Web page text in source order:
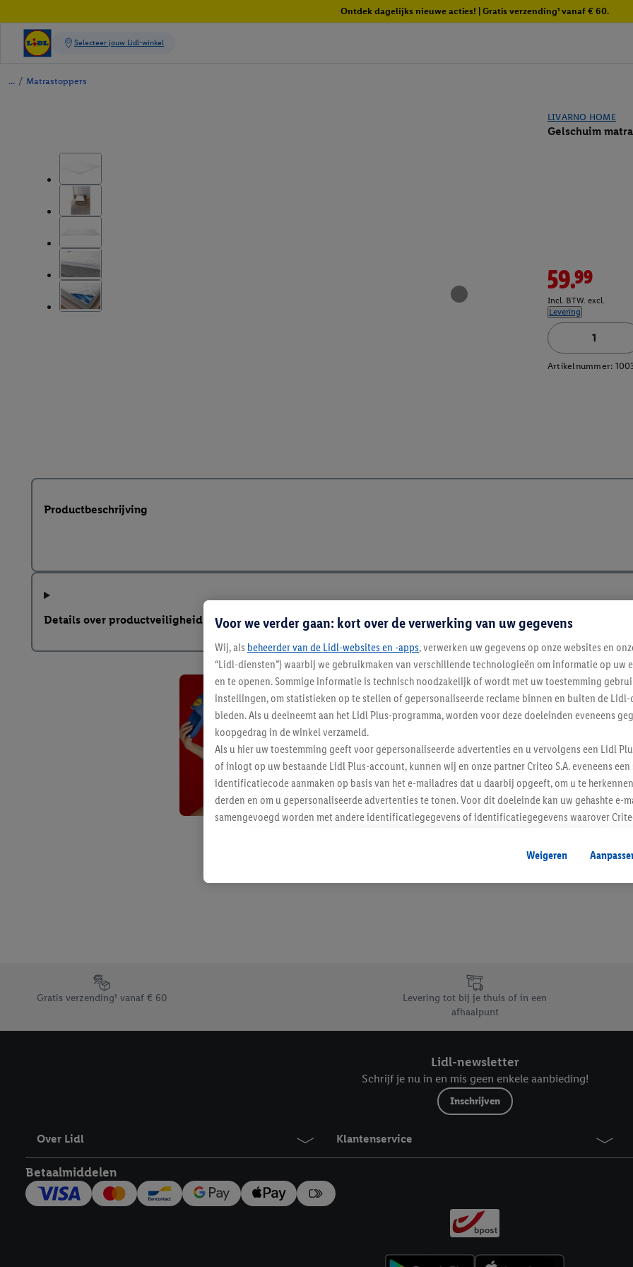
Ontdek dagelijks nieuwe acties! | Gratis verzending¹ vanaf € 60.
/ Matrastoppers
LIVARNO HOME
Gelschuim
59.99
Incl. BTW. excl.
Levering
Artikelnummer:
Productbeschrijving
Details over productveiligheid
Blijf op de
Inschrijven
Footerelement met de verschillende USPs van Lidl.be
Gratis verzending¹ vanaf € 60
Levering tot bij je thuis of in een
afhaalpunt
Lidl-newsletter
Schrijf je nu in en mis geen enkele aanbieding!
Inschrijven
Over Lidl Klantenservice
Betaalmiddelen
Voor we verder gaan: kort over de verwerking van uw gegevens
Wij, als beheerder van de Lidl-websites en -apps, verwerken uw gegevens op onze websites en
“Lidl-diensten”) waarbij we gebruikmaken van verschillende technologieën om informatie op uw
en te openen. Sommige informatie is technisch noodzakelijk of wordt met uw toestemming
instellingen, om statistieken op te stellen of gepersonaliseerde reclame binnen en buiten de Lidl-
bieden. Als u deelneemt aan het Lidl Plus-programma, worden voor deze doeleinden eveneens
koopgedrag in de winkel verzameld.
Als u hier uw toestemming geeft voor gepersonaliseerde advertenties en u vervolgens een Lidl
of inlogt op uw bestaande Lidl Plus-account, kunnen wij en onze partner Criteo S.A. eveneens
identificatiecode aanmaken op basis van het e-mailadres dat u daarbij opgeeft, om u te
derden en om u gepersonaliseerde advertenties te tonen. Voor dit doeleinde kan uw gehashte e-
samengevoegd worden met andere identificatiegegevens of identificatiegegevens waarover
Als u hiermee akkoord gaat, kunnen advertenties in het kader van retargeting, d.w.z. advertenties
u interesse hebt getoond (bijvoorbeeld door het product in de webshop aan uw winkelmandje toe
niet te kopen), ook op verschillende apparaten en verschillende Lidl-diensten worden
waaronder de bewaartermijn van de gegevens en uw recht om uw toestemming te allen tijde met
privacyverklaring .Je vindt het impressum hier.
Weigeren